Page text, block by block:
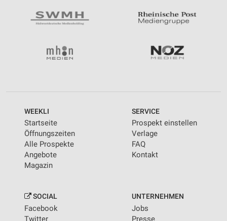
WEEKLI
Startseite
Öffnungszeiten
Alle Prospekte
Angebote
Magazin
SERVICE
Prospekt einstellen
Verlage
FAQ
Kontakt
SOCIAL
Facebook
Twitter
UNTERNEHMEN
Jobs
Presse